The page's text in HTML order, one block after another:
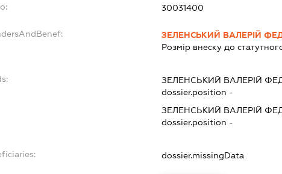
30031400
ЗЕЛЕНСЬКИЙ ВАЛЕРІЙ
Розмір внеску до
ЗЕЛЕНСЬКИЙ ВАЛЕРІЙ
dossier.position -
ЗЕЛЕНСЬКИЙ ВАЛЕРІЙ
dossier.position -
dossier.missingData